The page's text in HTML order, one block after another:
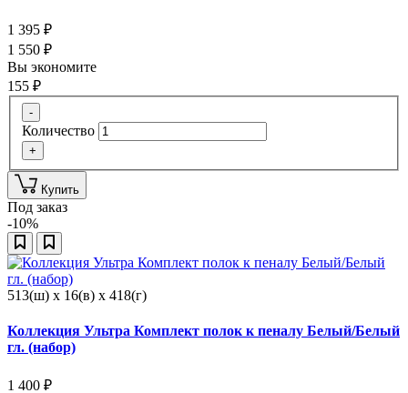
1 395 ₽
1 550 ₽
Вы экономите
155 ₽
-
Количество
+
Купить
Под заказ
-10%
513(ш) x 16(в) x 418(г)
Коллекция Ультра Комплект полок к пеналу Белый/Белый
гл. (набор)
1 400 ₽